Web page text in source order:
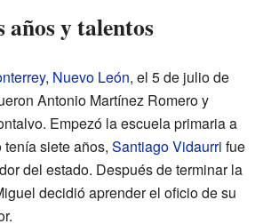
años y talentos
, Nuevo León, el 5 de julio de
Antonio Martínez Romero y
Empezó la escuela primaria a
siete años, Santiago Vidaurri fue
del estado. Después de terminar la
decidió aprender el oficio de su